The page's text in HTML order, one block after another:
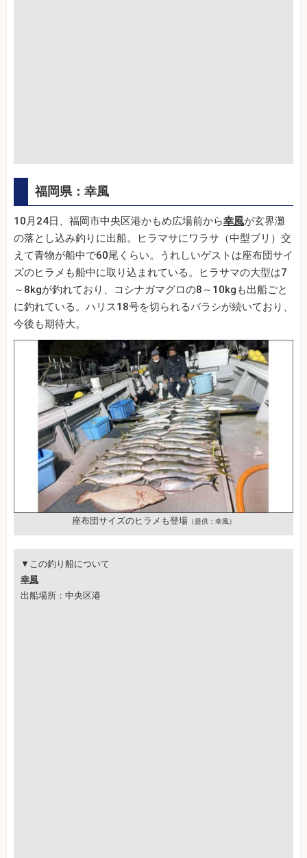
福岡県：幸風
10月24日、福岡市中央区港かもめ広場前から幸風が玄界灘
の落とし込み釣りに出船。ヒラマサにワラサ（中型ブリ）交
えて青物が船中で60尾くらい。うれしいゲストは座布団サイ
ズのヒラメも船中に取り込まれている。ヒラサマの大型は7
～8kgが釣れており、コシナガマグロの8～10kgも出船ごと
に釣れている。ハリス18号を切られるバラシが続いており、
今後も期待大。
座布団サイズのヒラメも登場（提供：幸風）
▼この釣り船について
幸風
出船場所：中央区港